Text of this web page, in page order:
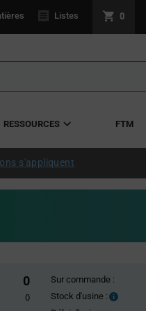
Listes 0
RESSOURCES FTM
s'appliquent
0
0
Sur commande :
Stock d'usine :
Stock